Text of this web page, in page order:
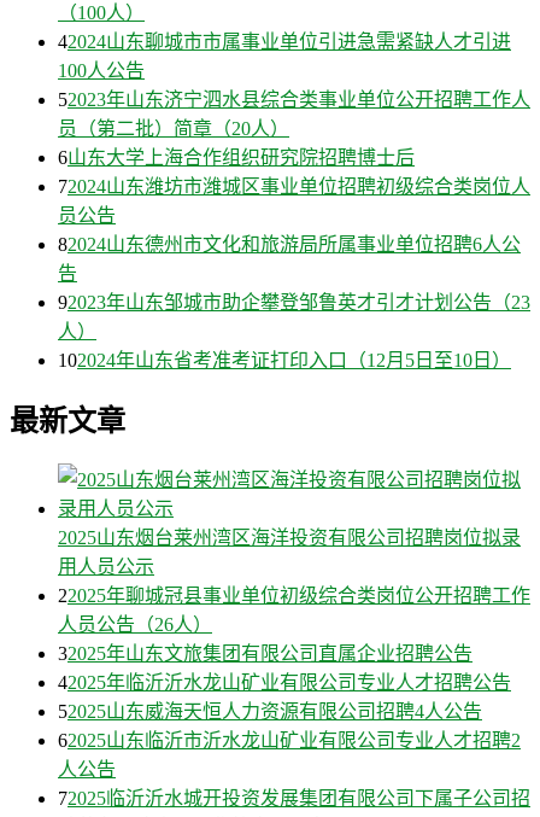
（100人）
42024山东聊城市市属事业单位引进急需紧缺人才引进
100人公告
52023年山东济宁泗水县综合类事业单位公开招聘工作人
员（第二批）简章（20人）
6山东大学上海合作组织研究院招聘博士后
72024山东潍坊市潍城区事业单位招聘初级综合类岗位人
员公告
82024山东德州市文化和旅游局所属事业单位招聘6人公
告
92023年山东邹城市助企攀登邹鲁英才引才计划公告（23
人）
102024年山东省考准考证打印入口（12月5日至10日）
最新文章
2025山东烟台莱州湾区海洋投资有限公司招聘岗位拟录
用人员公示
22025年聊城冠县事业单位初级综合类岗位公开招聘工作
人员公告（26人）
32025年山东文旅集团有限公司直属企业招聘公告
42025年临沂沂水龙山矿业有限公司专业人才招聘公告
52025山东威海天恒人力资源有限公司招聘4人公告
62025山东临沂市沂水龙山矿业有限公司专业人才招聘2
人公告
72025临沂沂水城开投资发展集团有限公司下属子公司招